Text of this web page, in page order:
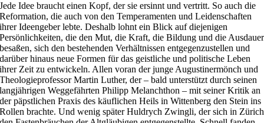
Jede Idee braucht einen Kopf, der sie ersinnt und vertritt. So auch die
Reformation, die auch von den Temperamenten und Leidenschaften
ihrer Ideengeber lebte. Deshalb lohnt ein Blick auf diejenigen
Persönlichkeiten, die den Mut, die Kraft, die Bildung und die Ausdauer
besaßen, sich den bestehenden Verhältnissen entgegenzustellen und
darüber hinaus neue Formen für das geistliche und politische Leben
ihrer Zeit zu entwickeln. Allen voran der junge Augustinermönch und
Theologieprofessor Martin Luther, der – bald unterstützt durch seinen
langjährigen Weggefährten Philipp Melanchthon – mit seiner Kritik an
der päpstlichen Praxis des käuflichen Heils in Wittenberg den Stein ins
Rollen brachte. Und wenig später Huldrych Zwingli, der sich in Zürich